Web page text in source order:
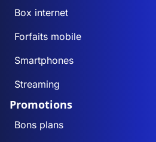
Box internet
Forfaits mobile
Smartphones
Streaming
Promotions
Bons plans